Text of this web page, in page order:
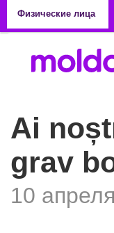
Физические лица
Ai
grav
10